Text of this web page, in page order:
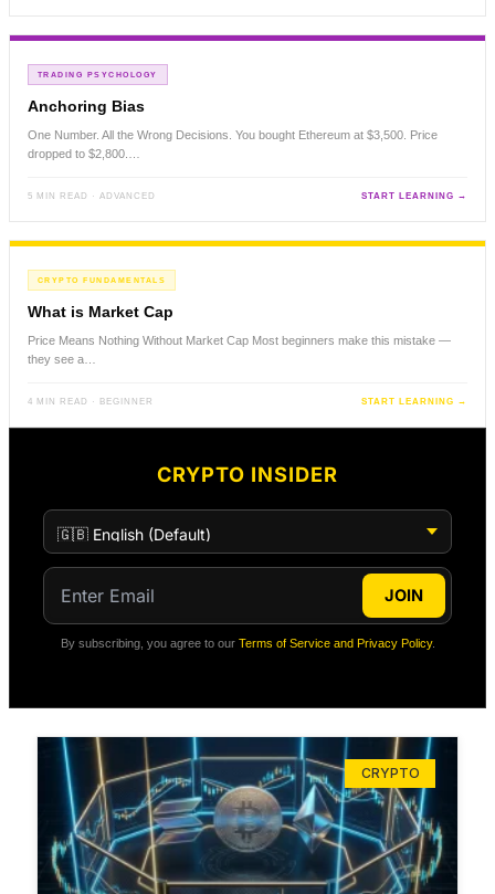
TRADING PSYCHOLOGY
Anchoring Bias
One Number. All the Wrong Decisions. You bought Ethereum at $3,500. Price
dropped to $2,800.…
5 MIN READ · ADVANCED START LEARNING →
CRYPTO FUNDAMENTALS
What is Market Cap
Price Means Nothing Without Market Cap Most beginners make this mistake —
they see a…
4 MIN READ · BEGINNER START LEARNING →
CRYPTO INSIDER
JOIN
By subscribing, you agree to our Terms of Service and Privacy Policy.
CRYPTO